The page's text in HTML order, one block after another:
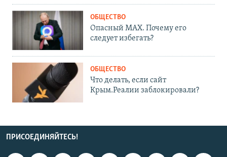
ОБЩЕСТВО
Опасный MAX. Почему его
следует избегать?
ОБЩЕСТВО
Что делать, если сайт
Крым.Реалии заблокировали?
ПРИСОЕДИНЯЙТЕСЬ!